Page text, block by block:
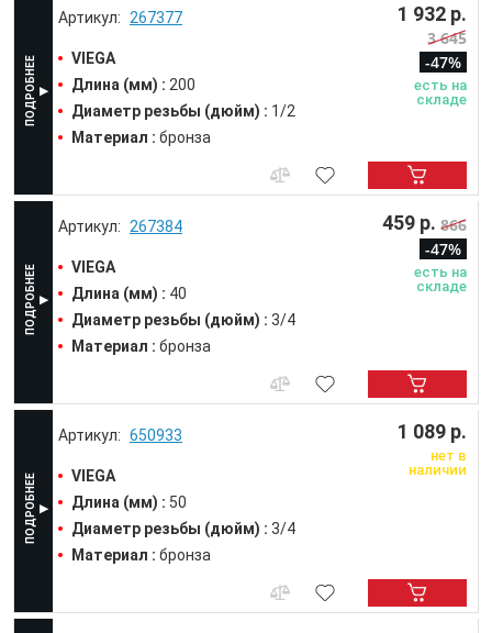
267377
VIEGA
Длина (мм) : 200
Диаметр резьбы (дюйм) : 1/2
Материал : бронза
1 932 р.
3 645
-47%
есть на
складе
267384
VIEGA
Длина (мм) : 40
Диаметр резьбы (дюйм) : 3/4
Материал : бронза
459 р. 866
-47%
есть на
складе
650933
VIEGA
Длина (мм) : 50
Диаметр резьбы (дюйм) : 3/4
Материал : бронза
1 089 р.
нет в
наличии